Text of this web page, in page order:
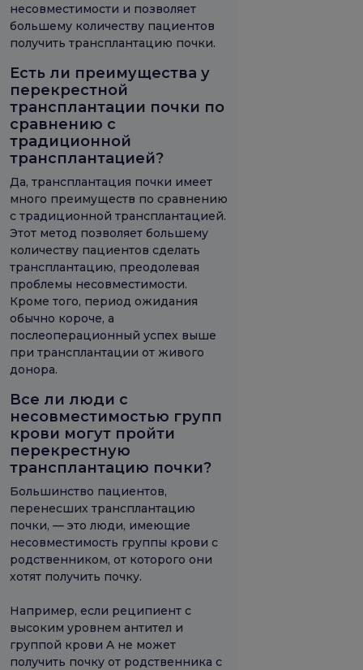
несовместимости и позволяет
большему количеству пациентов
получить трансплантацию почки.
Есть ли преимущества у
перекрестной
трансплантации почки по
сравнению с
традиционной
трансплантацией?
Да, трансплантация почки имеет
много преимуществ по сравнению
с традиционной трансплантацией.
Этот метод позволяет большему
количеству пациентов сделать
трансплантацию, преодолевая
проблемы несовместимости.
Кроме того, период ожидания
обычно короче, а
послеоперационный успех выше
при трансплантации от живого
донора.
Все ли люди с
несовместимостью групп
крови могут пройти
перекрестную
трансплантацию почки?
Большинство пациентов,
перенесших трансплантацию
почки, — это люди, имеющие
несовместимость группы крови с
родственником, от которого они
хотят получить почку.
Например, если реципиент с
высоким уровнем антител и
группой крови A не может
получить почку от родственника с